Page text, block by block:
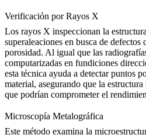
Verificación por Rayos X
Los rayos X inspeccionan la
superaleaciones en busca de defectos
porosidad. Al igual que las
computarizadas en fundiciones
esta técnica ayuda a detectar puntos
material, asegurando que la
que podrían comprometer el
Microscopía Metalográfica
Este método examina la